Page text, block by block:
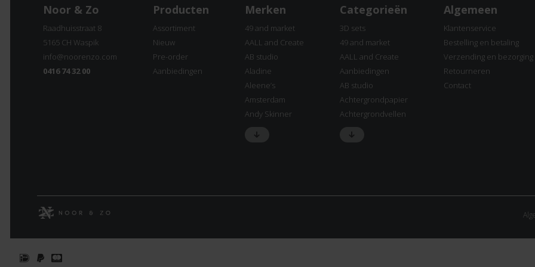
Noor & Zo
Raadhuisstraat 8
5165 CH Waspik
info@noorenzo.com
0416 74 32 00
Producten
Assortiment
Nieuw
Pre-order
Aanbiedingen
Merken
49 and market
AALL and Create
AB studio
Aladine
Aleene’s
Amsterdam
Andy Skinner
Categorieën
3D sets
49 and market
AALL and Create
Aanbiedingen
AB studio
Achtergrondpapier
Achtergrondvellen
Algemeen
Klantenservice
Bestelling en betaling
Verzending en bezorging
Retourneren
Contact